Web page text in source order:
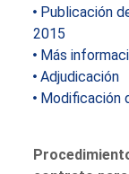
Publicación
2015
Más
Adjudicación
Modificación